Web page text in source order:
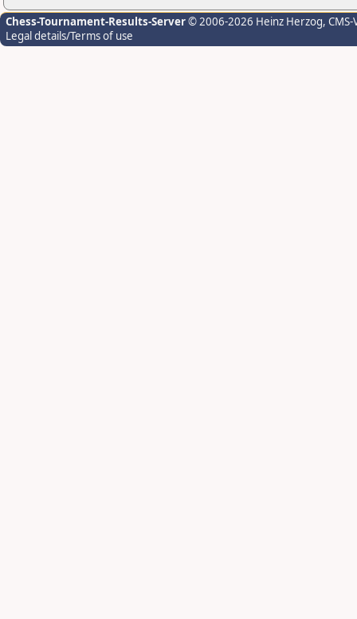
Chess-Tournament-Results-Server© 2006-2026 Heinz Herzog,
Legal details/Terms of use